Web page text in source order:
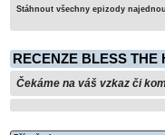
Stáhnout všechny epizody
RECENZE BLESS THE
Čekáme na váš vzkaz či